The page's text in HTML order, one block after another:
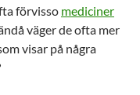
förvisso mediciner
väger de ofta mer
visar på några